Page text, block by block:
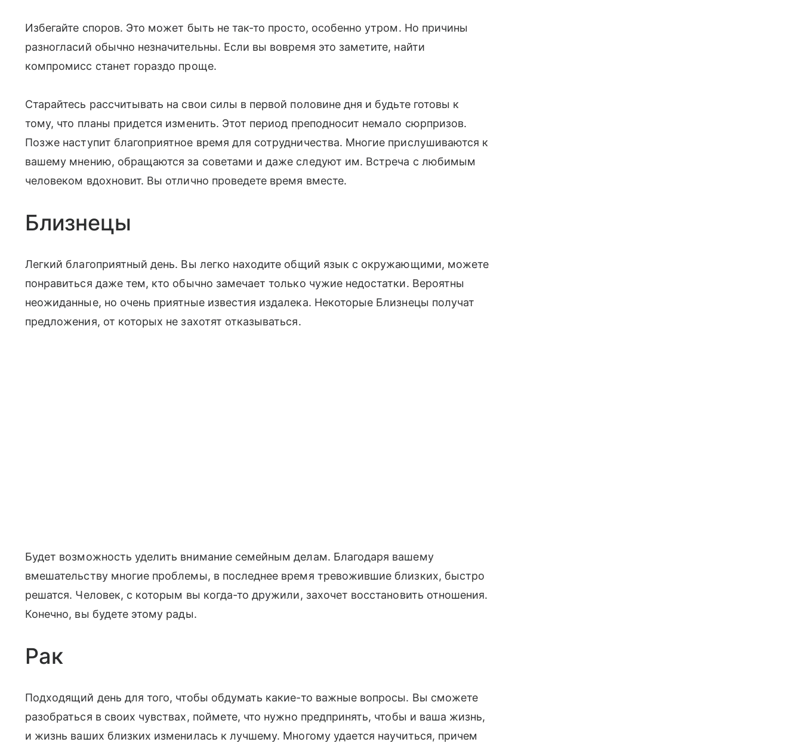
Избегайте споров. Это может быть не так-то просто, особенно утром. Но причины
разногласий обычно незначительны. Если вы вовремя это заметите, найти
компромисс станет гораздо проще.
Старайтесь рассчитывать на свои силы в первой половине дня и будьте готовы к
тому, что планы придется изменить. Этот период преподносит немало сюрпризов.
Позже наступит благоприятное время для сотрудничества. Многие прислушиваются к
вашему мнению, обращаются за советами и даже следуют им. Встреча с любимым
человеком вдохновит. Вы отлично проведете время вместе.
Близнецы
Легкий благоприятный день. Вы легко находите общий язык с окружающими, можете
понравиться даже тем, кто обычно замечает только чужие недостатки. Вероятны
неожиданные, но очень приятные известия издалека. Некоторые Близнецы получат
предложения, от которых не захотят отказываться.
Будет возможность уделить внимание семейным делам. Благодаря вашему
вмешательству многие проблемы, в последнее время тревожившие близких, быстро
решатся. Человек, с которым вы когда-то дружили, захочет восстановить отношения.
Конечно, вы будете этому рады.
Рак
Подходящий день для того, чтобы обдумать какие-то важные вопросы. Вы сможете
разобраться в своих чувствах, поймете, что нужно предпринять, чтобы и ваша жизнь,
и жизнь ваших близких изменилась к лучшему. Многому удается научиться, причем